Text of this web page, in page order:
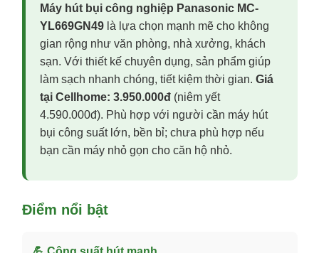
Máy hút bụi công nghiệp Panasonic MC-
YL669GN49là lựa chọn mạnh mẽ cho không
gian rộng như văn phòng, nhà xưởng, khách
sạn. Với thiết kế chuyên dụng, sản phẩm giúp
làm sạch nhanh chóng, tiết kiệm thời gian. Giá
tại Cellhome: 3.950.000đ(niêm yết
4.590.000đ). Phù hợp với người cần máy hút
bụi công suất lớn, bền bỉ; chưa phù hợp nếu
bạn cần máy nhỏ gọn cho căn hộ nhỏ.
Điểm nổi bật